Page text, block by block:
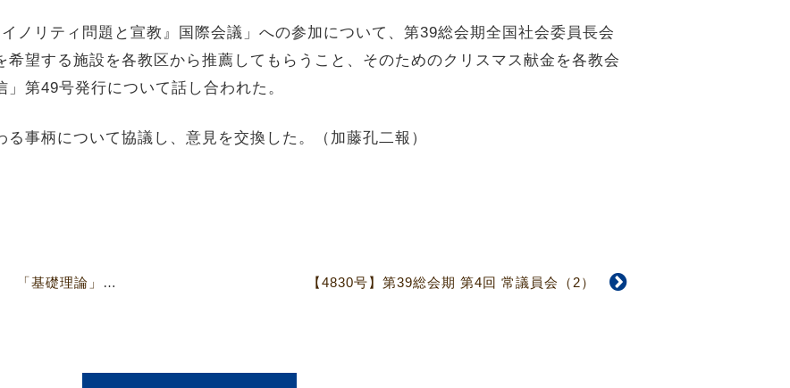
ノリティ問題と宣教』国際会議」への参加について、第39総会期全国社会委員長会
望する施設を各教区から推薦してもらうこと、そのためのクリスマス献金を各教会
第49号発行について話し合われた。
事柄について協議し、意見を交換した。（加藤孔二報）
【4830号】▼宣教研究所委員会▲ 「基礎理論」「陪餐資料ガイド」「謝儀互助資料集」取扱い 【4830号】第39総会期 第4回 常議員会（2）